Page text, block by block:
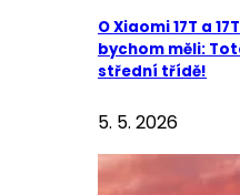
O Xiaomi 17T a
bychom měli:
střední třídě!
5. 5. 2026